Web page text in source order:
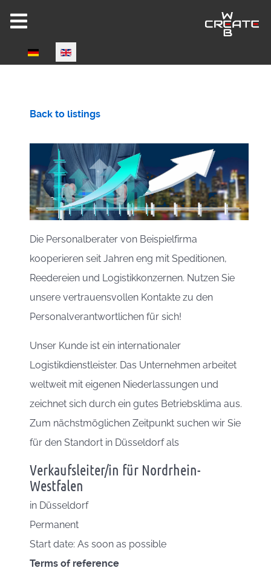
Select your language
Back to listings
Die Personalberater von Beispielfirma
kooperieren seit Jahren eng mit Speditionen,
Reedereien und Logistikkonzernen. Nutzen Sie
unsere vertrauensvollen Kontakte zu den
Personalverantwortlichen für sich!
Unser Kunde ist ein internationaler
Logistikdienstleister. Das Unternehmen arbeitet
weltweit mit eigenen Niederlassungen und
zeichnet sich durch ein gutes Betriebsklima aus.
Zum nächstmöglichen Zeitpunkt suchen wir Sie
für den Standort in Düsseldorf als
Verkaufsleiter/in für Nordrhein-
Westfalen
in Düsseldorf
Permanent
Start date: As soon as possible
Terms of reference